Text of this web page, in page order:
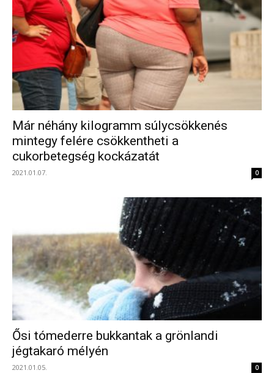
Már néhány kilogramm súlycsökkenés
mintegy felére csökkentheti a
cukorbetegség kockázatát
2021.01.07. 0
Ősi tómederre bukkantak a grönlandi
jégtakaró mélyén
2021.01.05. 0